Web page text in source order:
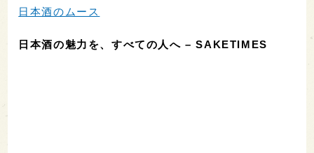
日本酒のムース
日本酒の魅力を、すべての人へ – SAKETIMES